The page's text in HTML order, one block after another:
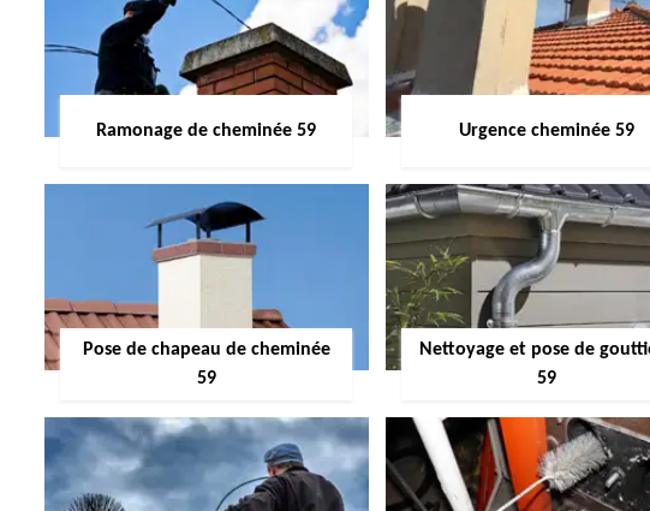
Ramonage de cheminée 59 Urgence cheminée 59
Pose de chapeau de cheminée
59
Nettoyage et pose de
59